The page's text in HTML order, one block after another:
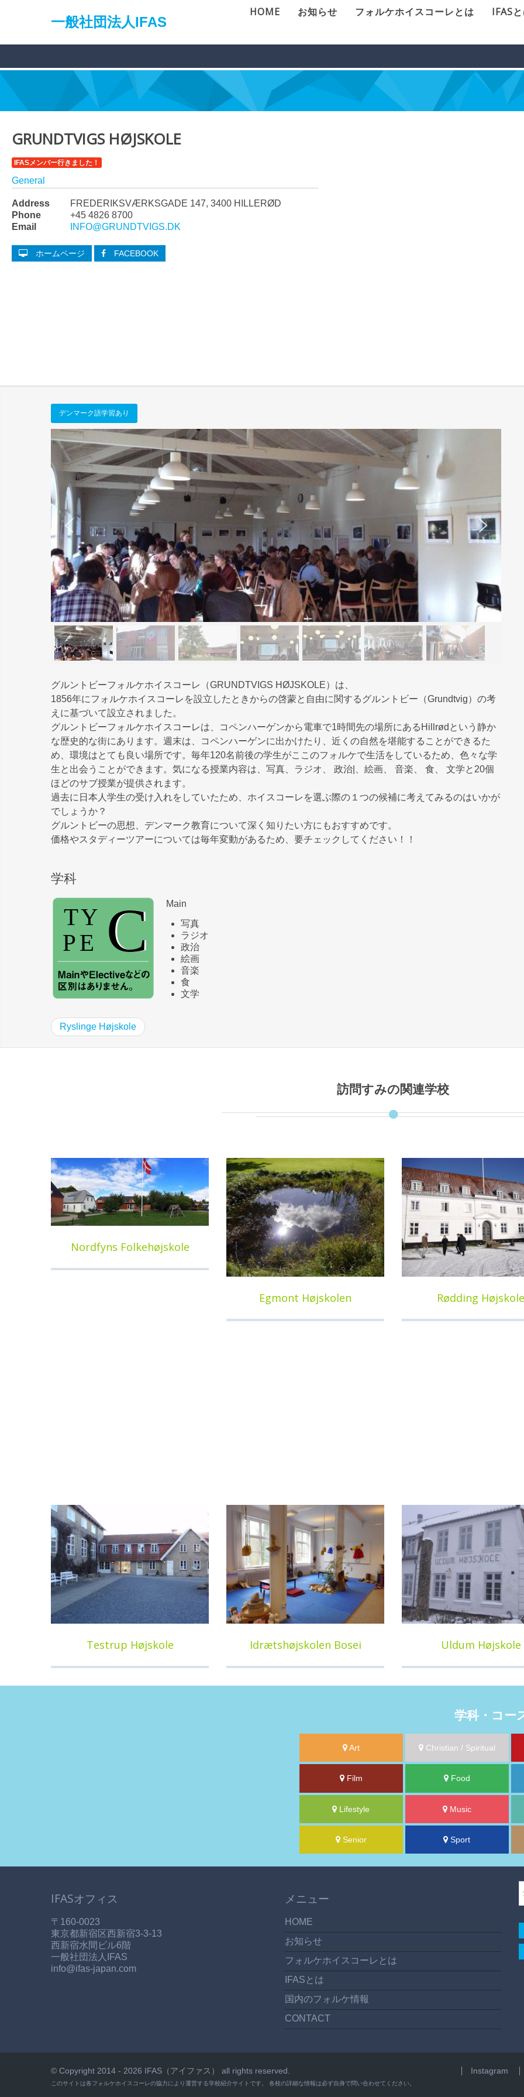
一般社団法人IFAS
HOME お知らせ フォルケホイスコーレとは IFAS
GRUNDTVIGS HØJSKOLE
IFASメンバー行きました！
General
Address
FREDERIKSVÆRKSGADE 147, 3400 HILLERØD
Phone
+45 4826 8700
Email
INFO@GRUNDTVIGS.DK
ホームページ FACEBOOK
デンマーク語学習あり
グルントビーフォルケホイスコーレ（GRUNDTVIGS HØJSKOLE）は、
1856年にフォルケホイスコーレを設立したときからの啓蒙と自由に関するグルントビー（Grundtvig）の考
えに基づいて設立されました。
グルントビーフォルケホイスコーレは、コペンハーゲンから電車で1時間先の場所にあるHillrødという静か
な歴史的な街にあります。週末は、コペンハーゲンに出かけたり、近くの自然を堪能することができるた
め、環境はとても良い場所です。毎年120名前後の学生がここのフォルケで生活をしているため、色々な学
生と出会うことができます。気になる授業内容は、写真、ラジオ、 政治|、絵画、 音楽、 食、 文学と20個
ほどのサブ授業が提供されます。
過去に日本人学生の受け入れをしていたため、ホイスコーレを選ぶ際の１つの候補に考えてみるのはいかが
でしょうか？
グルントビーの思想、デンマーク教育について深く知りたい方にもおすすめです。
価格やスタディーツアーについては毎年変動があるため、要チェックしてください！！
学科
Main
写真
ラジオ
政治
絵画
音楽
食
文学
Ryslinge Højskole
訪問すみの関連学校
Nordfyns Folkehøjskole
Egmont Højskolen Rødding Højskole
Testrup Højskole Idrætshøjskolen Bosei Uldum Højskole
学科・コー
Art Christian / Spiritual
Film Food
Lifestyle Music
Senior Sport
IFASオフィス
〒160-0023
東京都新宿区西新宿3-3-13
西新宿水間ビル6階
一般社団法人IFAS
info@ifas-japan.com
メニュー
HOME
お知らせ
フォルケホイスコーレとは
IFASとは
国内のフォルケ情報
CONTACT
© Copyright 2014 - 2026 IFAS（アイファス） all rights reserved.
このサイトは各フォルケホイスコーレの協力により運営する学校紹介サイトです。 各校の詳細な情報は必ず自身で問い合わせてください。
Instagram